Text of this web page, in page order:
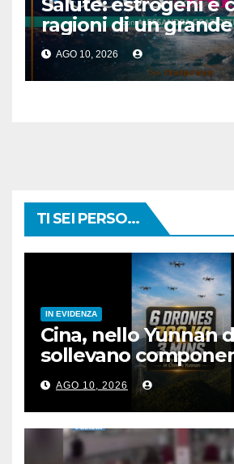
ragioni di un
AGO 10, 2026
TI SEI PERSO...
IN EVIDENZA
Cina, nello Yunnan
sollevano
rete elettrica da 780
AGO 10, 2026